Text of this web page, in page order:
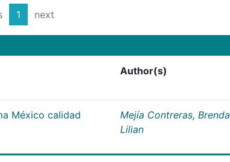
1 next
Author(s)
México calidad
Mejía Contreras, Brenda
Lilian